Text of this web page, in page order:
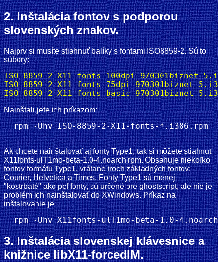
2. Inštalácia fontov s podporou
slovenských znakov.
Najprv si musíte stiahnuť balíky s fontami ISO8859-2. Sú to
súbory:
ISO-8859-2-X11-fonts-100dpi-970301biznet-
ISO-8859-2-X11-fonts-75dpi-970301biznet-
ISO-8859-2-X11-fonts-basic-970301biznet-
Nainštalujete ich príkazom:
Ak chcete nainštalovať aj fonty Type1, tak si môžete stiahnuť
X11fonts-ulT1mo-beta-1.0-4.noarch.rpm. Obsahuje niekoľko
fontov formátu Type1, vrátane troch základných fontov:
Courier, Helvetica a Times. Fonty Type1 sú menej
"kostrbaté" ako pcf fonty, sú určené pre ghostscript, ale nie je
problém ich nainštalovať do XWindows. Príkaz na
inštalovanie je
3. Inštalácia slovenskej klávesnice a
knižnice libX11-forcedIM.